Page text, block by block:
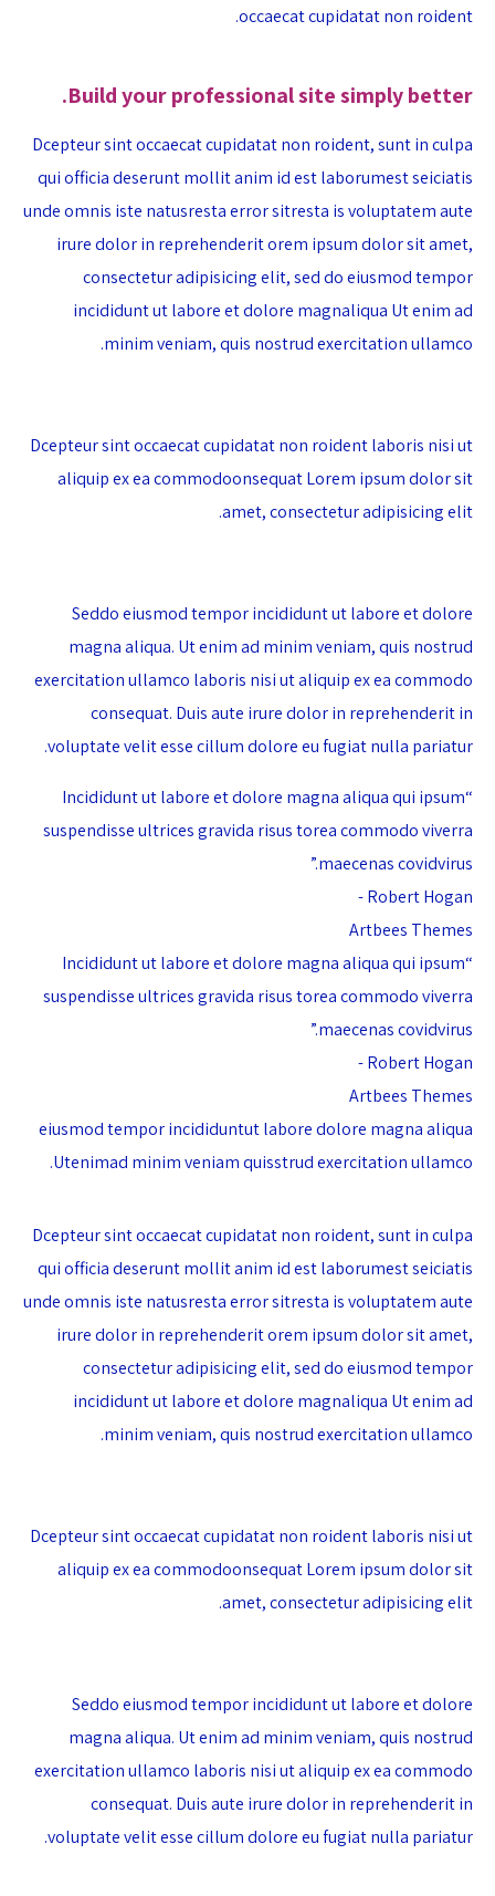
occaecat cupidatat non roident.
Build your professional site simply better.
Dcepteur sint occaecat cupidatat non roident, sunt in culpa
qui officia deserunt mollit anim id est laborumest seiciatis
unde omnis iste natusresta error sitresta is voluptatem aute
irure dolor in reprehenderit orem ipsum dolor sit amet,
consectetur adipisicing elit, sed do eiusmod tempor
incididunt ut labore et dolore magnaliqua Ut enim ad
minim veniam, quis nostrud exercitation ullamco.
Dcepteur sint occaecat cupidatat non roident laboris nisi ut
aliquip ex ea commodoonsequat Lorem ipsum dolor sit
amet, consectetur adipisicing elit.
Seddo eiusmod tempor incididunt ut labore et dolore
magna aliqua. Ut enim ad minim veniam, quis nostrud
exercitation ullamco laboris nisi ut aliquip ex ea commodo
consequat. Duis aute irure dolor in reprehenderit in
voluptate velit esse cillum dolore eu fugiat nulla pariatur.
“Incididunt ut labore et dolore magna aliqua qui ipsum
suspendisse ultrices gravida risus torea commodo viverra
maecenas covidvirus.”
Robert Hogan -
Artbees Themes
“Incididunt ut labore et dolore magna aliqua qui ipsum
suspendisse ultrices gravida risus torea commodo viverra
maecenas covidvirus.”
Robert Hogan -
Artbees Themes
eiusmod tempor incididuntut labore dolore magna aliqua
Utenimad minim veniam quisstrud exercitation ullamco.
Dcepteur sint occaecat cupidatat non roident, sunt in culpa
qui officia deserunt mollit anim id est laborumest seiciatis
unde omnis iste natusresta error sitresta is voluptatem aute
irure dolor in reprehenderit orem ipsum dolor sit amet,
consectetur adipisicing elit, sed do eiusmod tempor
incididunt ut labore et dolore magnaliqua Ut enim ad
minim veniam, quis nostrud exercitation ullamco.
Dcepteur sint occaecat cupidatat non roident laboris nisi ut
aliquip ex ea commodoonsequat Lorem ipsum dolor sit
amet, consectetur adipisicing elit.
Seddo eiusmod tempor incididunt ut labore et dolore
magna aliqua. Ut enim ad minim veniam, quis nostrud
exercitation ullamco laboris nisi ut aliquip ex ea commodo
consequat. Duis aute irure dolor in reprehenderit in
voluptate velit esse cillum dolore eu fugiat nulla pariatur.